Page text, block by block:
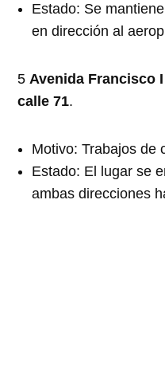
Estado: Se
en dirección al
5Avenida Francisco
calle 71.
Motivo: Trabajos de
Estado: El lugar se
ambas direcciones